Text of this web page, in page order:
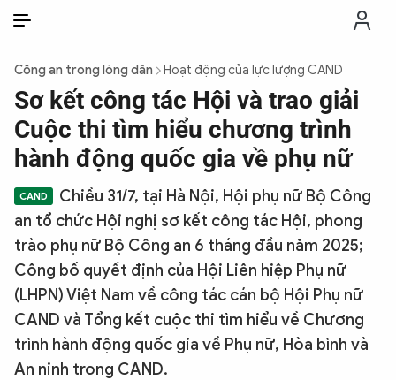
THỜI SỰ
CHỐNG DIỄN BIẾN HÒA BÌNH
CÔNG AN TRONG LÒNG DÂN
XÃ HỘI
PHÁP LUẬT
CÔNG NGHỆ
Công an trong lòng dân Hoạt động của lực lượng CAND
Sơ kết công tác Hội và trao giải
Cuộc thi tìm hiểu chương trình
hành động quốc gia về phụ nữ
Chiều 31/7, tại Hà Nội, Hội phụ nữ Bộ Công
an tổ chức Hội nghị sơ kết công tác Hội, phong
trào phụ nữ Bộ Công an 6 tháng đầu năm 2025;
Công bố quyết định của Hội Liên hiệp Phụ nữ
(LHPN) Việt Nam về công tác cán bộ Hội Phụ nữ
CAND và Tổng kết cuộc thi tìm hiểu về Chương
trình hành động quốc gia về Phụ nữ, Hòa bình và
An ninh trong CAND.